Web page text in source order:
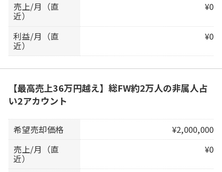
売上/月（直
近）
¥0
利益/月（直
近）
¥0
【最高売上36万円越え】総FW約2万人の非属人占
い2アカウント
希望売却価格
¥2,000,000
売上/月（直
近）
¥0